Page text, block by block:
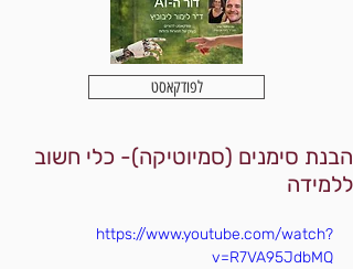
לפודקאסט
הבנת סימנים (סמיוטיקה)- כלי חשוב
ללמידה
https://www.youtube.com/watch?
v=R7VA95JdbMQ